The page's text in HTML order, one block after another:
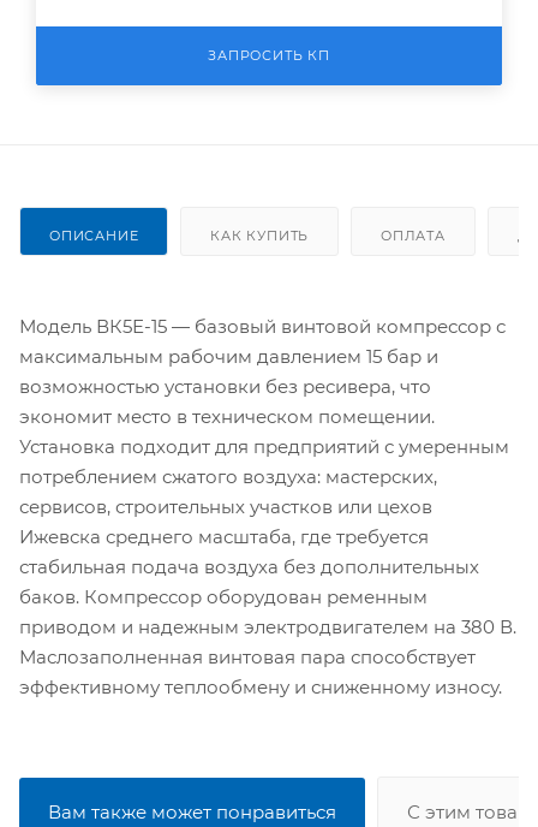
ЗАПРОСИТЬ КП
ОПИСАНИЕ КАК КУПИТЬ ОПЛАТА
Модель ВК5Е-15 — базовый винтовой компрессор с
максимальным рабочим давлением 15 бар и
возможностью установки без ресивера, что
экономит место в техническом помещении.
Установка подходит для предприятий с умеренным
потреблением сжатого воздуха: мастерских,
сервисов, строительных участков или цехов
Ижевска среднего масштаба, где требуется
стабильная подача воздуха без дополнительных
баков. Компрессор оборудован ременным
приводом и надежным электродвигателем на 380 В.
Маслозаполненная винтовая пара способствует
эффективному теплообмену и сниженному износу.
Вам также может понравиться С этим